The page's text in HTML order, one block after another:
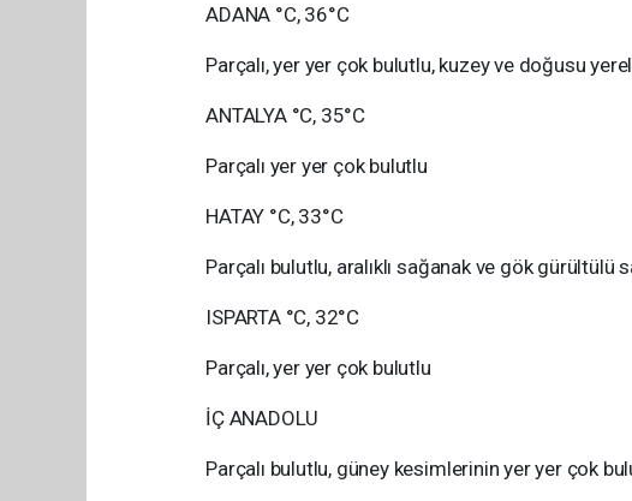
ADANA °C, 36°C
Parçalı, yer yer çok bulutlu, kuzey ve doğusu
ANTALYA °C, 35°C
Parçalı yer yer çok bulutlu
HATAY °C, 33°C
Parçalı bulutlu, aralıklı sağanak ve gök gürültülü
ISPARTA °C, 32°C
Parçalı, yer yer çok bulutlu
İÇ ANADOLU
Parçalı bulutlu, güney kesimlerinin yer yer çok